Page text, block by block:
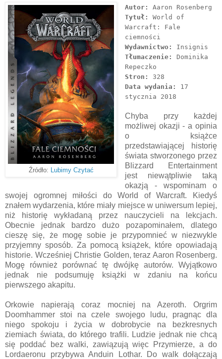
Źródło: Lubimy Czytać
Autor:
Aaron Rosenberg
Tytuł: World of
Warcraft: Fale
ciemności
Wydawnictwo:
Insignis
Tłumaczenie:
Dominika
Repeczko
Stron:
328
Data wydania:
17
stycznia 2018
Chyba przy każdej
możliwej okazji - a opinia
o książce
przedstawiającej historię
świata stworzonego przez
Blizzard Entertainment
jest niewątpliwie taką
okazją - wspominam o
swojej ogromnej miłości do World of Warcraft. Kiedyś
znałem wydarzenia, które miały miejsce w uniwersum lepiej,
niż historię wykładaną przez nauczycieli na lekcjach.
Obecnie jednak bardzo dużo pozapominałem, dlatego
cieszę się, że mogę sobie je przypomnieć w niezwykle
przyjemny sposób. Za pomocą książek, które opowiadają
historie. Wcześniej Christie Golden, teraz Aaron Rosenberg.
Mogę również porównać tę dwójkę autorów. Wyjątkowo
jednak nie podsumuję książki w zdaniu na końcu
pierwszego akapitu.
Orkowie napierają coraz mocniej na Azeroth. Orgrim
Doomhammer stoi na czele swojego ludu, pragnąc dla
niego spokoju i życia w dobrobycie na bezkresnych
ziemiach świata, do którego trafili. Ludzie jednak nie chcą
się poddać bez walki, zawiązują więc Przymierze, a do
Lordaeronu przybywa Anduin Lothar. Do walk dołączają